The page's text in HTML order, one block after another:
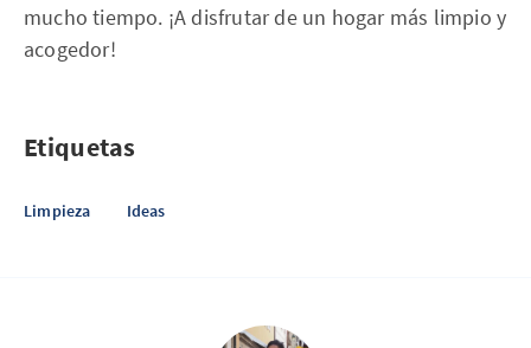
mucho tiempo. ¡A disfrutar de un hogar más limpio y
acogedor!
Etiquetas
Limpieza Ideas